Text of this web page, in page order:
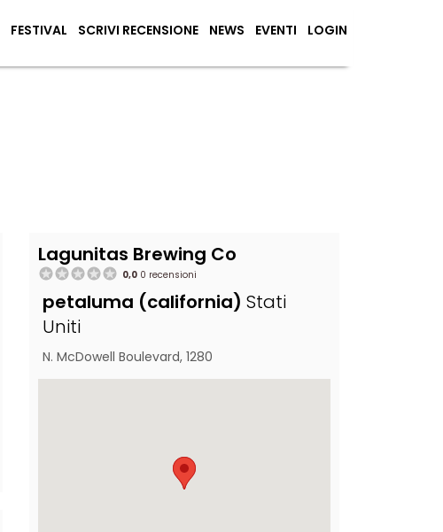
FESTIVAL SCRIVI RECENSIONE NEWS EVENTI LOGIN
Lagunitas Brewing Co
0,0 0 recensioni
petaluma (california) Stati
Uniti
N. McDowell Boulevard, 1280